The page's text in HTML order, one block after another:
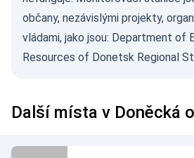
občany, nezávislými projekty,
vládami, jako jsou: Department of
Resources of Donetsk Regional
Další místa v Doněcká